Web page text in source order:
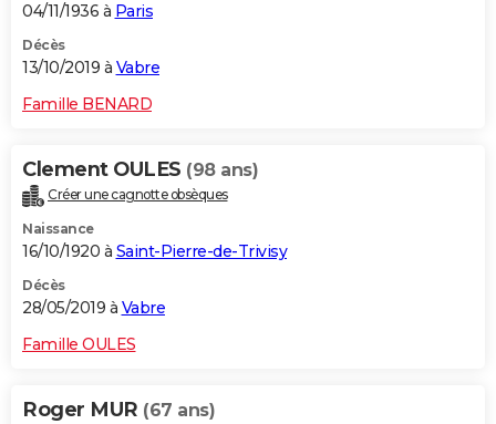
04/11/1936 à Paris
Décès
13/10/2019 à Vabre
Famille BENARD
Clement OULES (98 ans)
Créer une cagnotte obsèques
Naissance
16/10/1920 à Saint-Pierre-de-Trivisy
Décès
28/05/2019 à Vabre
Famille OULES
Roger MUR (67 ans)